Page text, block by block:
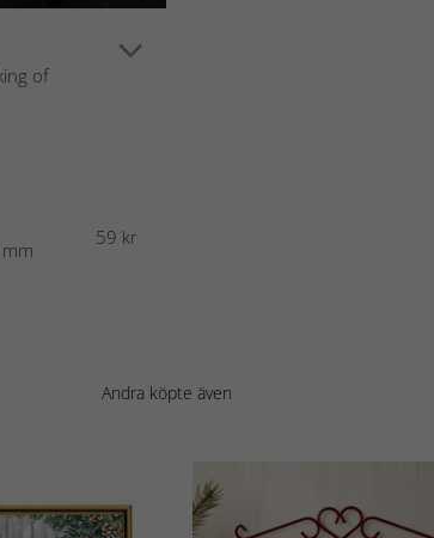
of
59 kr
Andra köpte även